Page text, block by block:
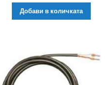
Добави в количката